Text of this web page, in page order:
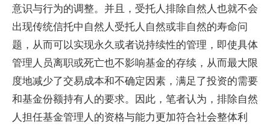
意识与行为的调整。并且，受托人排除自然人也就不会
出现传统信托中自然人受托人自然或非自然的寿命问
题，从而可以实现永久或者说持续性的管理，即使具体
管理人员离职或死亡也不影响基金的存续，从而最大限
度地减少了交易成本和不确定因素，满足了投资的需要
和基金份额持有人的要求。因此，笔者认为，排除自然
人担任基金管理人的资格与能力更加符合社会整体利